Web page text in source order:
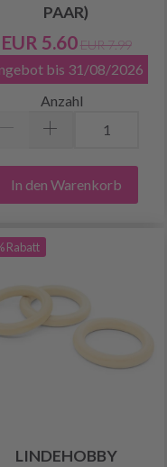
PAAR)
EUR 5.60 EUR 7.99
bis 31/08/2026
Anzahl
In den Warenkorb
Rabatt
LINDEHOBBY